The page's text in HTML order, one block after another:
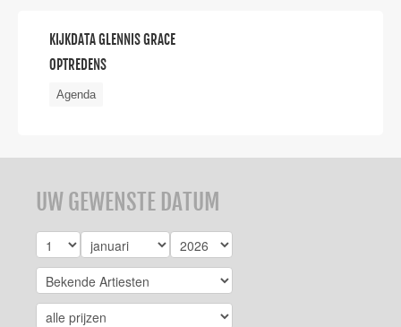
KIJKDATA GLENNIS GRACE
OPTREDENS
Agenda
UW GEWENSTE DATUM